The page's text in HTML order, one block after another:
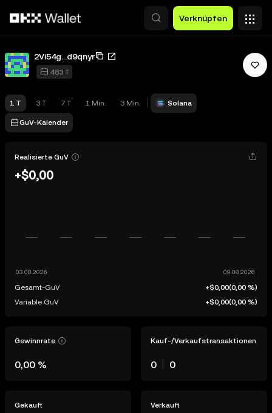
Verknüpfen
2Vi54g...d9qnyr
483 T
1 T 3 T 7 T 1 Min. 3 Min. Solana
GuV-Kalender
Realisierte GuV
+$0,00
Gesamt-GuV +$0,00(0,00 %)
Variable GuV
+$0,00(0,00 %)
Gewinnrate
0,00 %
Kauf-/Verkaufstransaktionen
0 0
Gekauft Verkauft